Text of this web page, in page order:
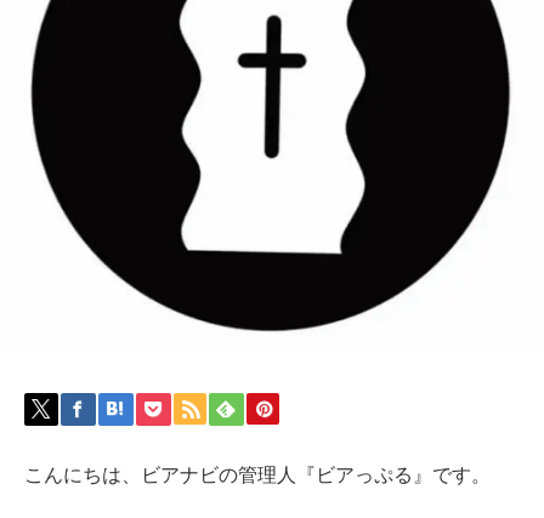
こんにちは、ビアナビの管理人『ビアっぷる』です。